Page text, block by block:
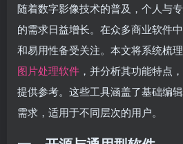
随着数字影像技术的普及，个人与
的需求日益增长。在众多商业软件
和易用性备受关注。本文将系统梳
图片处理软件 ，并分析其功能特点
提供参考。这些工具涵盖了基础编
需求，适用于不同层次的用户。